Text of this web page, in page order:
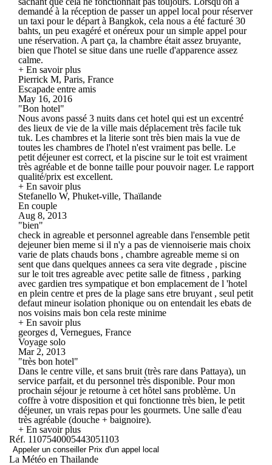
demandé à la réception de passer un appel local pour réserver
un taxi pour le départ à Bangkok, cela nous a été facturé 30
bahts, un peu exagéré et onéreux pour un simple appel pour
une réservation. A part ça, la chambre était assez bruyante,
bien que l'hotel se situe dans une ruelle d'apparence assez
calme.
+ En savoir plus
Pierrick M, Paris, France
Escapade entre amis
May 16, 2016
"Bon hotel"
Nous avons passé 3 nuits dans cet hotel qui est un excentré
des lieux de vie de la ville mais déplacement très facile tuk
tuk. Les chambres et la literie sont très bien mais la vue de
toutes les chambres de l'hotel n'est vraiment pas belle. Le
petit déjeuner est correct, et la piscine sur le toit est vraiment
très agréable et de bonne taille pour pouvoir nager. Le rapport
qualité/prix est excellent.
+ En savoir plus
Stefanello W, Phuket-ville, Thaïlande
En couple
Aug 8, 2013
"bien"
check in agreable et personnel agreable dans l'ensemble petit
dejeuner bien meme si il n'y a pas de viennoiserie mais choix
varie de plats chauds bons , chambre agreable meme si on
sent que dans quelques annees ca sera vite degrade , piscine
sur le toit tres agreable avec petite salle de fitness , parking
avec gardien tres sympatique et bon emplacement de l 'hotel
en plein centre et pres de la plage sans etre bruyant , seul petit
defaut mineur isolation phonique ou on entendait les ebats de
nos voisins mais bon cela reste minime
+ En savoir plus
georges d, Vernegues, France
Voyage solo
Mar 2, 2013
"très bon hotel"
Dans le centre ville, et sans bruit (très rare dans Pattaya), un
service parfait, et du personnel très disponible. Pour mon
prochain séjour je retourne à cet hôtel sans problème. Un
coffre à votre disposition et qui fonctionne très bien, le petit
déjeuner, un vrais repas pour les gourmets. Une salle d'eau
très agréable (douche + baignoire).
+ En savoir plus
Réf. 1107540005443051103
Appeler un conseiller Prix d'un appel local
La Météo en Thailande